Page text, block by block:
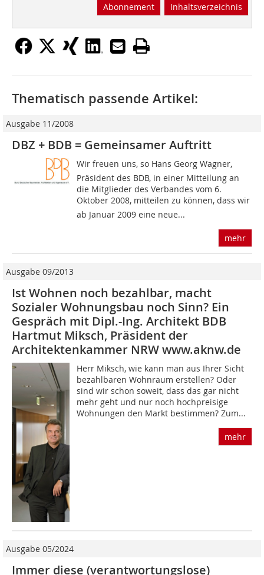
Abonnement Inhaltsverzeichnis
Thematisch passende Artikel:
Ausgabe 11/2008
DBZ + BDB = Gemeinsamer Auftritt
Wir freuen uns, so Hans Georg Wagner,
Präsident des BDB, in einer Mitteilung an
die Mitglieder des Verbandes vom 6.
Oktober 2008, mitteilen zu können, dass wir
ab Januar 2009 eine neue...
mehr
Ausgabe 09/2013
Ist Wohnen noch bezahlbar, macht
Sozialer Wohnungsbau noch Sinn? Ein
Gespräch mit Dipl.-Ing. Architekt BDB
Hartmut Miksch, Präsident der
Architektenkammer NRW www.aknw.de
Herr Miksch, wie kann man aus Ihrer Sicht
bezahlbaren Wohnraum erstellen? Oder
sind wir schon soweit, dass das gar nicht
mehr geht und nur noch hochpreisige
Wohnungen den Markt bestimmen? Zum...
mehr
Ausgabe 05/2024
Immer diese (verantwortungslose)